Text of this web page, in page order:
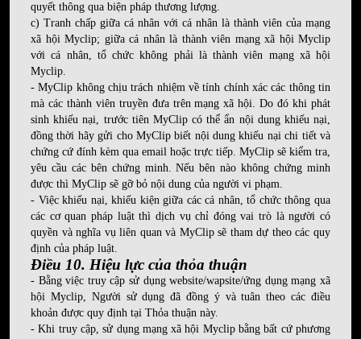
quyết thông qua biện pháp thương lượng.
c) Tranh chấp giữa cá nhân với cá nhân là thành viên của mạng
xã hội Myclip; giữa cá nhân là thành viên mạng xã hội Myclip
với cá nhân, tổ chức không phải là thành viên mạng xã hội
Myclip.
- MyClip không chịu trách nhiệm về tính chính xác các thông tin
mà các thành viên truyền đưa trên mạng xã hội. Do đó khi phát
sinh khiếu nại, trước tiên MyClip có thể ẩn nội dung khiếu nại,
đồng thời hãy gửi cho MyClip biết nội dung khiếu nại chi tiết và
chứng cứ đính kèm qua email hoặc trực tiếp. MyClip sẽ kiểm tra,
yêu cầu các bên chứng minh. Nếu bên nào không chứng minh
được thì MyClip sẽ gỡ bỏ nội dung của người vi phạm.
- Việc khiếu nại, khiếu kiện giữa các cá nhân, tổ chức thông qua
các cơ quan pháp luật thì dịch vụ chỉ đóng vai trò là người có
quyền và nghĩa vụ liên quan và MyClip sẽ tham dự theo các quy
định của pháp luật.
Điều 10. Hiệu lực của thỏa thuận
- Bằng việc truy cập sử dụng website/wapsite/ứng dụng mạng xã
hội Myclip, Người sử dụng đã đồng ý và tuân theo các điều
khoản được quy định tại Thỏa thuận này.
- Khi truy cập, sử dụng mạng xã hội Myclip bằng bất cứ phương